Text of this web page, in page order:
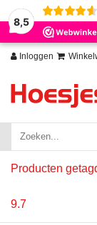
8,5
Inloggen
Producten
9.7
Wij slaan cookies op